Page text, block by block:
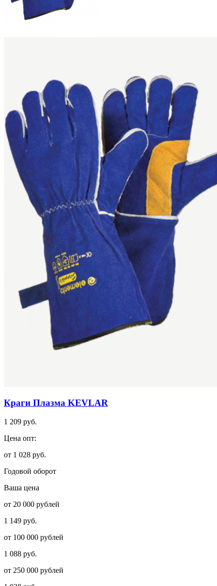
Краги Плазма KEVLAR
1 209 руб.
Цена опт:
от 1 028 руб.
Годовой оборот
Ваша цена
от 20 000 рублей
1 149 руб.
от 100 000 рублей
1 088 руб.
от 250 000 рублей